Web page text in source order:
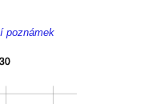
poznámek